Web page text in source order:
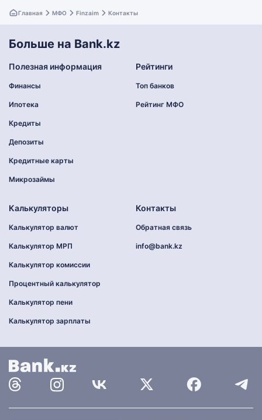
Главная МФО Finzaim Контакты
Больше на Bank.kz
Полезная информация
Финансы
Ипотека
Кредиты
Депозиты
Кредитные карты
Микрозаймы
Рейтинги
Топ банков
Рейтинг МФО
Калькуляторы
Калькулятор валют
Калькулятор МРП
Калькулятор комиссии
Процентный калькулятор
Калькулятор пени
Калькулятор зарплаты
Контакты
Обратная связь
info@bank.kz